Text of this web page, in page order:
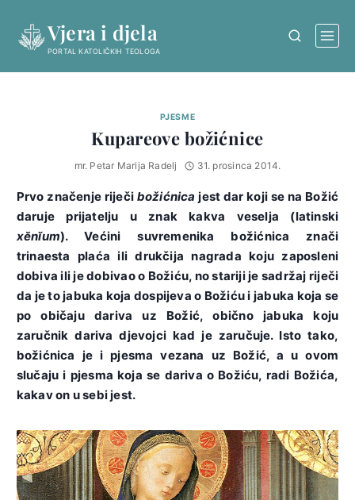
content
Vjera i djela
PORTAL KATOLIČKIH TEOLOGA
PJESME
Kupareove božićnice
mr. Petar Marija Radelj 31. prosinca 2014.
Prvo značenje riječi božićnica jest dar koji se na Božić
daruje prijatelju u znak kakva veselja (latinski
xĕnĭum). Većini suvremenika božićnica znači
trinaesta plaća ili drukčija nagrada koju zaposleni
dobiva ili je dobivao o Božiću, no stariji je sadržaj riječi
da je to jabuka koja dospijeva o Božiću i jabuka koja se
po običaju dariva uz Božić, obično jabuka koju
zaručnik dariva djevojci kad je zaručuje. Isto tako,
božićnica je i pjesma vezana uz Božić, a u ovom
slučaju i pjesma koja se dariva o Božiću, radi Božića,
kakav on u sebi jest.